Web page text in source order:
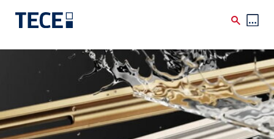
Direkt zum Inhalt